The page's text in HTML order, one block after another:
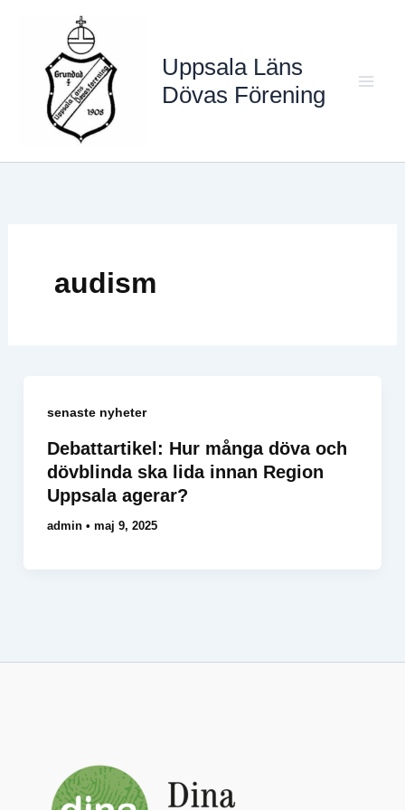
innehåll
Uppsala Läns
Dövas Förening
audism
senaste nyheter
Debattartikel: Hur många döva och
dövblinda ska lida innan Region
Uppsala agerar?
admin • maj 9, 2025